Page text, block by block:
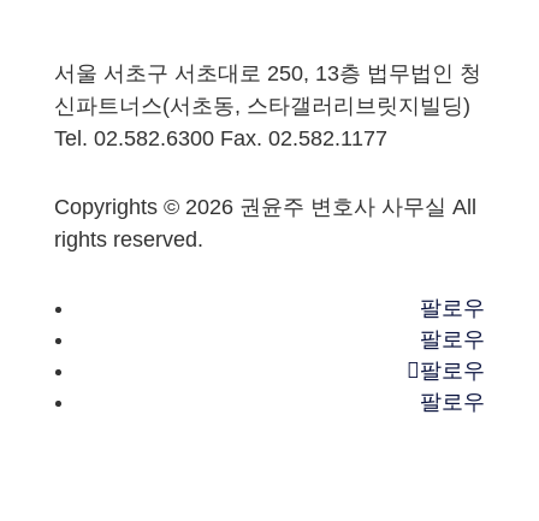
서울 서초구 서초대로 250, 13층 법무법인 청
신파트너스(서초동, 스타갤러리브릿지빌딩)
Tel. 02.582.6300 Fax. 02.582.1177
Copyrights © 2026 권윤주 변호사 사무실 All
rights reserved.
팔로우
팔로우
팔로우
팔로우